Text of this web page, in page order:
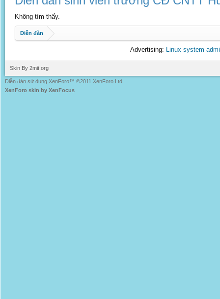
Không tìm thấy.
Diễn đàn
Advertising: Linux system
Skin By 2mit.org
Diễn đàn sử dụng XenForo™ ©2011 XenForo Ltd.
XenForo skin by XenFocus